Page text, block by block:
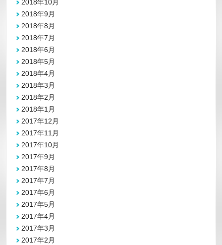
2018年10月
2018年9月
2018年8月
2018年7月
2018年6月
2018年5月
2018年4月
2018年3月
2018年2月
2018年1月
2017年12月
2017年11月
2017年10月
2017年9月
2017年8月
2017年7月
2017年6月
2017年5月
2017年4月
2017年3月
2017年2月